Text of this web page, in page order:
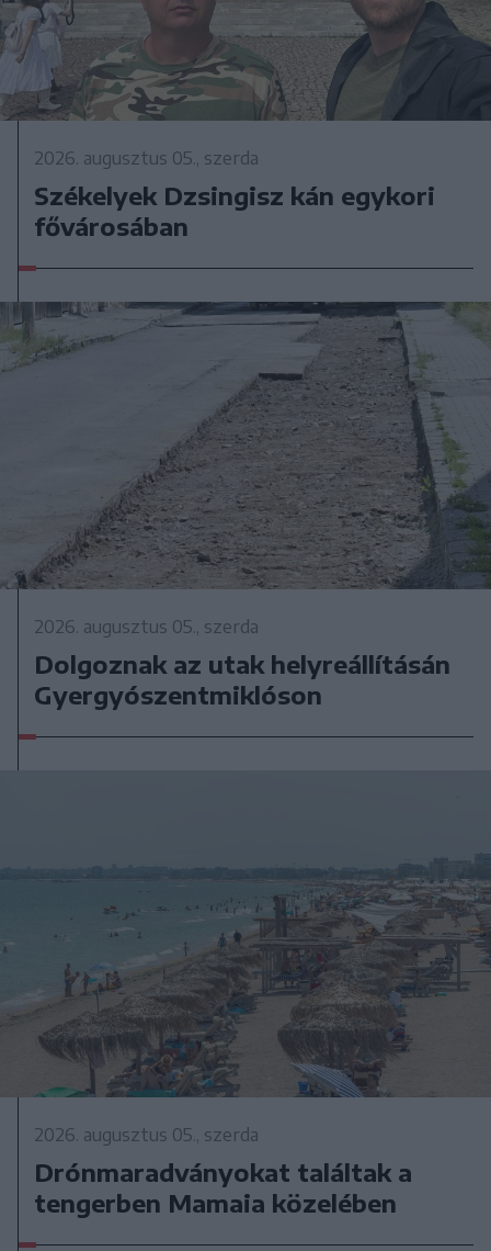
2026. augusztus 05., szerda
Székelyek Dzsingisz kán egykori
fővárosában
2026. augusztus 05., szerda
Dolgoznak az utak helyreállításán
Gyergyószentmiklóson
2026. augusztus 05., szerda
Drónmaradványokat találtak a
tengerben Mamaia közelében